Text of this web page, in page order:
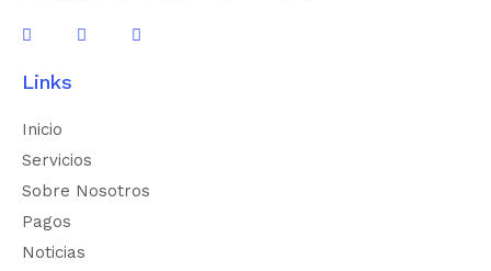
Links
Inicio
Servicios
Sobre Nosotros
Pagos
Noticias